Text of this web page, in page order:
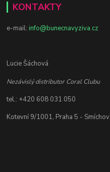
KONTAKTY
e-mail:info@bunecnavyziva.cz
Lucie Šáchová
Nezávislý distributor Coral Clubu
tel.: +420 608 031 050
Kotevní 9/1001, Praha 5 - Smíchov